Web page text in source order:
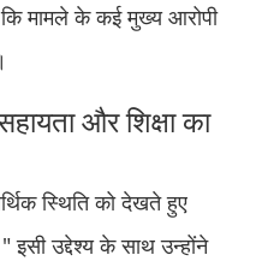
कि मामले के कई मुख्य आरोपी
और शिक्षा का
स्थिति को देखते हुए
इसी उद्देश्य के साथ उन्होंने